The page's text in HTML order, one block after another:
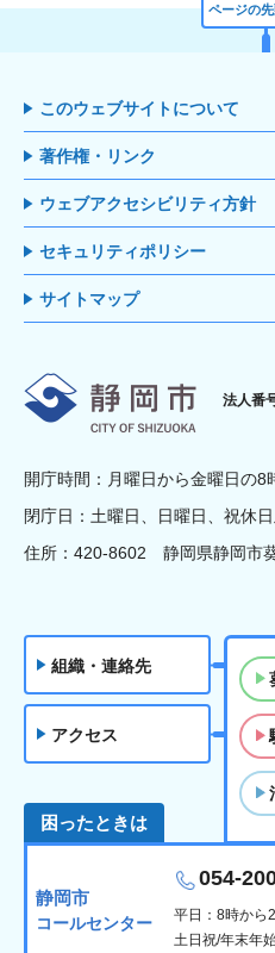
ページの
このウェブサイトについて
著作権・リンク
ウェブアクセシビリティ方針
セキュリティポリシー
サイトマップ
静岡
法人番
開庁時間：月曜日から金曜日の
閉庁日：土曜日、日曜日、祝休
住所：420-8602 静岡県静岡市
組織・連絡先
アクセス
困ったときは
静岡市
コールセンター
054-
平日：8時から
土日祝/年末年